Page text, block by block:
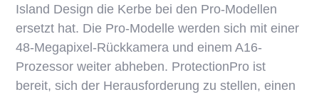
Island Design die Kerbe bei den Pro-Modellen
ersetzt hat. Die Pro-Modelle werden sich mit einer
48-Megapixel-Rückkamera und einem A16-
Prozessor weiter abheben. ProtectionPro ist
bereit, sich der Herausforderung zu stellen, einen